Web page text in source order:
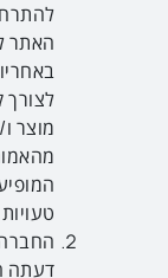
האתר
לצורך
מוצר
דעתה